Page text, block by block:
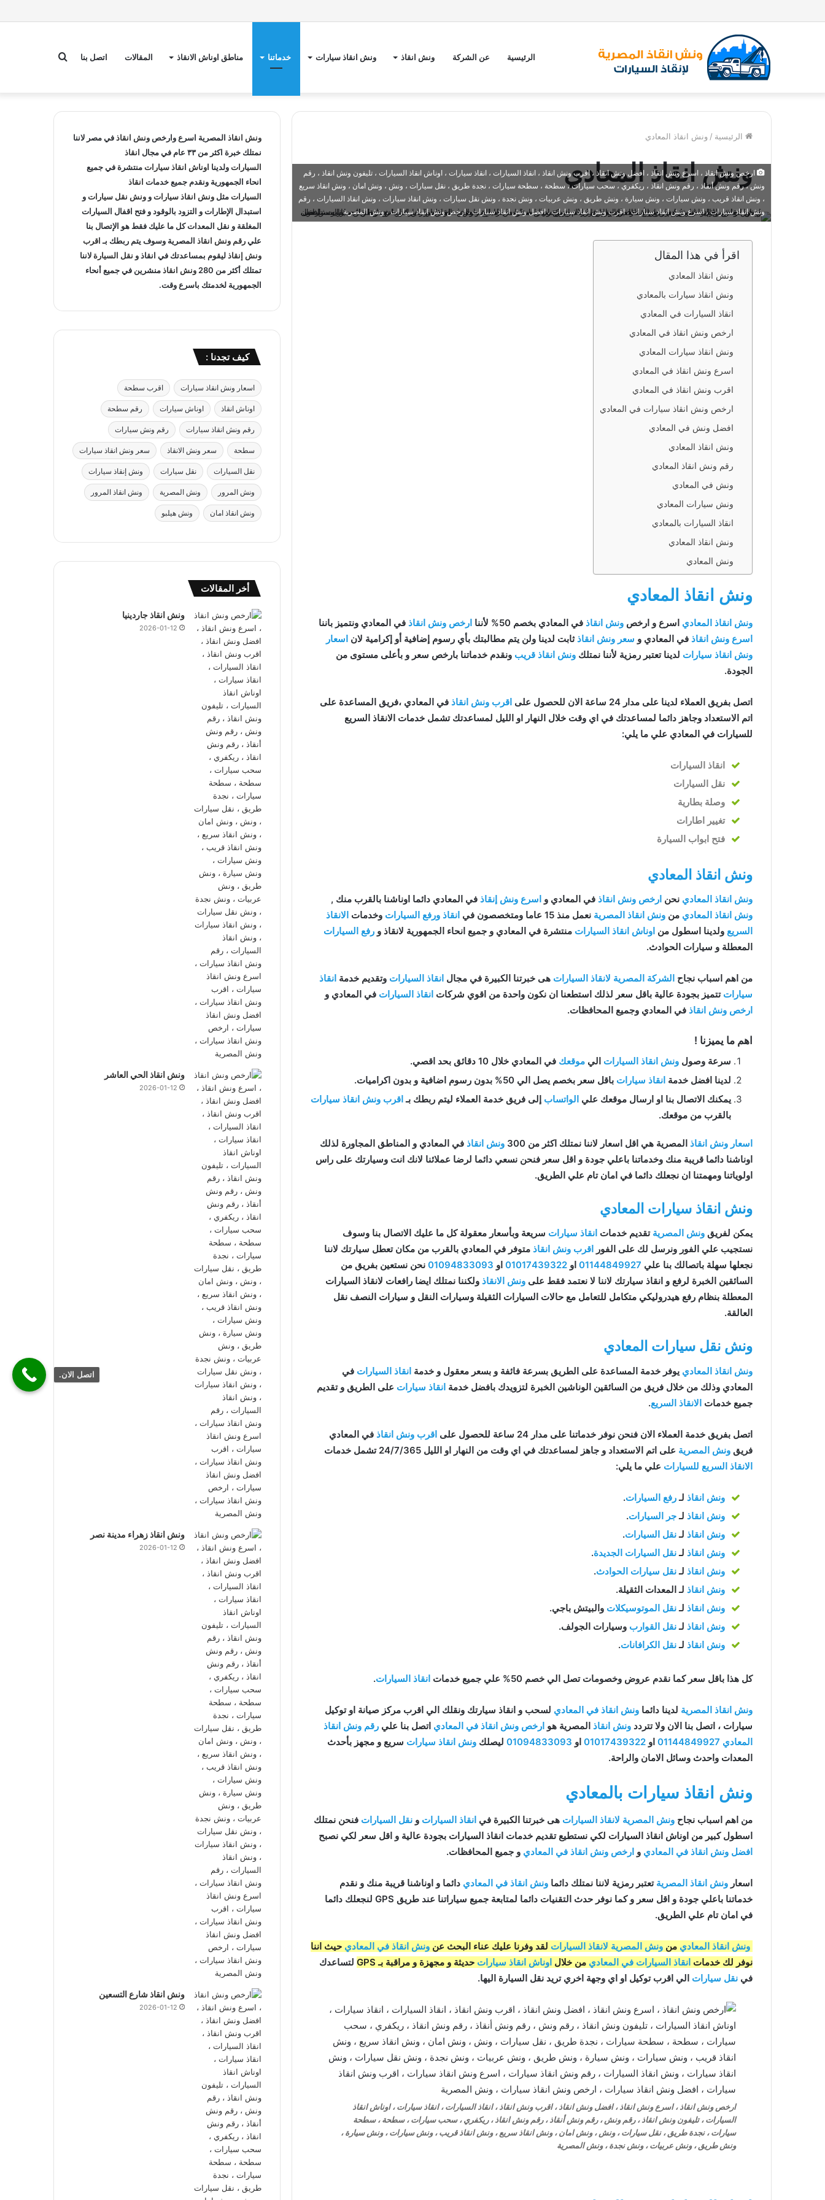
الرئيسية عن الشركة ونش انقاذ ونش انقاذ سيارات خدماتنا مناطق اوناش الانقاذ المقالات اتصل بنا
الرئيسية / ونش انقاذ المعادي
ونش انقاذ المعادي
ارخص ونش انقاذ ، اسرع ونش انقاذ ، افضل ونش انقاذ ، اقرب ونش انقاذ ، انقاذ السيارات ، انقاذ سيارات ، اوناش انقاذ السيارات ، تليفون ونش انقاذ ، رقم
ونش ، رقم ونش أنقاذ ، رقم ونش انقاذ ، ريكفري ، سحب سيارات ، سطحة ، سطحة سيارات ، نجدة طريق ، نقل سيارات ، ونش ، ونش امان ، ونش انقاذ سريع
، ونش انقاذ قريب ، ونش سيارات ، ونش سيارة ، ونش طريق ، ونش عربيات ، ونش نجدة ، ونش نقل سيارات ، ونش انقاذ سيارات ، ونش انقاذ السيارات ، رقم
ونش انقاذ سيارات ، اسرع ونش انقاذ سيارات ، اقرب ونش انقاذ سيارات ، افضل ونش انقاذ سيارات ، ارخص ونش انقاذ سيارات ، ونش المصرية
اقرأ في هذا المقال
ونش انقاذ المعادي
ونش انقاذ سيارات بالمعادي
انقاذ السيارات في المعادي
ارخص ونش انقاذ في المعادي
ونش انقاذ سيارات المعادي
اسرع ونش انقاذ في المعادي
اقرب ونش انقاذ في المعادي
ارخص ونش انقاذ سيارات في المعادي
افضل ونش في المعادي
ونش انقاذ المعادي
رقم ونش انقاذ المعادي
ونش في المعادي
ونش سيارات المعادي
انقاذ السيارات بالمعادي
ونش انقاذ المعادي
ونش المعادي
ونش انقاذ المعادي
ونش انقاذ المعادي اسرع و ارخص ونش انقاذ في المعادي بخصم 50% لأننا ارخص ونش انقاذ في المعادي ونتميز باننا
اسرع ونش انقاذ في المعادي و سعر ونش انقاذ ثابت لدينا ولن يتم مطالبتك بأي رسوم إضافية أو إكرامية لان اسعار
ونش انقاذ سيارات لدينا تعتبر رمزية لأننا نمتلك ونش انقاذ قريب ونقدم خدماتنا بارخص سعر و بأعلى مستوى من
الجودة.
اتصل بفريق العملاء لدينا على مدار 24 ساعة الان للحصول على اقرب ونش انقاذ في المعادي ،فريق المساعدة على
اتم الاستعداد وجاهز دائما لمساعدتك في اي وقت خلال النهار او الليل لمساعدتك تشمل خدمات الانقاذ السريع
للسيارات في المعادي علي ما يلي:
انقاذ السيارات
نقل السيارات
وصلة بطارية
تغيير اطارات
فتح ابواب السيارة
ونش انقاذ المعادي
ونش انقاذ المعادي نحن ارخص ونش انقاذ في المعادي و اسرع ونش إنقاذ في المعادي دائما اوناشنا بالقرب منك ,
ونش انقاذ المعادي من ونش انقاذ المصرية نعمل منذ 15 عاما ومتخصصون في انقاذ ورفع السيارات وخدمات الانقاذ
السريع ولدينا اسطول من اوناش انقاذ السيارات منتشرة في المعادي و جميع انحاء الجمهورية لانقاذ و رفع السيارات
المعطلة و سيارات الحوادث.
من اهم اسباب نجاح الشركة المصرية لانقاذ السيارات هى خبرتنا الكبيرة في مجال انقاذ السيارات وتقديم خدمة انقاذ
سيارات تتميز بجودة عالية باقل سعر لذلك استطعنا ان نكون واحدة من اقوي شركات انقاذ السيارات في المعادي و
ارخص ونش انقاذ في المعادي وجميع المحافظات.
اهم ما يميزنا !
سرعة وصول ونش انقاذ السيارات الي موقعك في المعادي خلال 10 دقائق بحد اقصي.
لدينا افضل خدمة انقاذ سيارات باقل سعر بخصم يصل الي 50% بدون رسوم اضافية و بدون اكراميات.
يمكنك الاتصال بنا او ارسال موقعك علي الواتساب إلى فريق خدمة العملاء ليتم ربطك بـاقرب ونش انقاذ سيارات
بالقرب من موقعك.
اسعار ونش انقاذ المصرية هي اقل اسعار لاننا نمتلك اكثر من 300 ونش انقاذ في المعادي و المناطق المجاورة لذلك
اوناشنا دائما قريبة منك وخدماتنا باعلي جودة و اقل سعر فنحن نسعي دائما لرضا عملائنا لانك انت وسيارتك على راس
اولوياتنا ومهمتنا ان نجعلك دائما في امان تام علي الطريق.
ونش انقاذ سيارات المعادي
يمكن لفريق ونش المصرية تقديم خدمات انقاذ سيارات سريعة وبأسعار معقولة كل ما عليك الاتصال بنا وسوف
نستجيب علي الفور ونرسل لك على الفور اقرب ونش انقاذ متوفر في المعادي بالقرب من مكان تعطل سيارتك لاننا
نجعلها سهلة باتصالك بنا علي 01144849927 او 01017439322 او 01094833093 نحن نستعين بفريق من
السائقين الخبرة لرفع و انقاذ سيارتك لاننا لا نعتمد فقط على ونش الانقاذ ولكننا نمتلك ايضا رافعات لانقاذ السيارات
المعطلة بنظام رفع هيدروليكي متكامل للتعامل مع حالات السيارات الثقيلة وسيارات النقل و سيارات النصف نقل
العالقة.
ونش نقل سيارات المعادي
ونش انقاذ المعادي يوفر خدمة المساعدة على الطريق بسرعة فائفة و بسعر معقول و خدمة انقاذ السيارات في
المعادي وذلك من خلال فريق من السائقين الوناشين الخبرة لتزويدك بافضل خدمة انقاذ سيارات على الطريق و تقديم
جميع خدمات الانقاذ السريع.
اتصل بفريق خدمة العملاء الان فنحن نوفر خدماتنا على مدار 24 ساعة للحصول على اقرب ونش انقاذ في المعادي
فريق ونش المصرية على اتم الاستعداد و جاهز لمساعدتك في اي وقت من النهار او الليل 24/7/365 تشمل خدمات
الانقاذ السريع للسيارات علي ما يلي:
ونش انقاذ لـرفع السيارات.
ونش انقاذ لـجر السيارات.
ونش انقاذ لـنقل السيارات.
ونش انقاذ لـنقل السيارات الجديدة.
ونش انقاذ لـنقل سيارات الحوادث.
ونش انقاذ لـ المعدات الثقيلة.
ونش انقاذ لـنقل الموتوسيكلات والبيتش باجي.
ونش انقاذ لـنقل القوارب وسيارات الجولف.
ونش انقاذ لـنقل الكرافانات.
كل هذا باقل سعر كما نقدم عروض وخصومات تصل الي خصم 50% علي جميع خدمات انقاذ السيارات.
ونش انقاذ المصرية لدينا دائما ونش انقاذ في المعادي لسحب و انقاذ سيارتك ونقلك الي اقرب مركز صيانة او توكيل
سيارات ، اتصل بنا الان ولا تتردد ونش انقاذ المصرية هو ارخص ونش انقاذ في المعادي اتصل بنا علي رقم ونش انقاذ
المعادي 01144849927 او 01017439322 او 01094833093 ليصلك ونش انقاذ سيارات سريع و مجهز بأحدث
المعدات واحدث وسائل الامان والراحة.
ونش انقاذ سيارات بالمعادي
من اهم اسباب نجاح ونش المصرية لانقاذ السيارات هى خبرتنا الكبيرة في انقاذ السيارات و نقل السيارات فنحن نمتلك
اسطول كبير من اوناش انقاذ السيارات لكي نستطيع تقديم خدمات انقاذ السيارات بجودة عالية و اقل سعر لكي نصبح
افضل ونش انقاذ في المعادي و ارخص ونش انقاذ في المعادي و جميع المحافظات.
اسعار ونش انقاذ المصرية تعتبر رمزية لاننا نمتلك دائما ونش انقاذ في المعادي دائما و اوناشنا قريبة منك و نقدم
خدماتنا باعلي جودة و اقل سعر و كما نوفر حدث التقنيات دائما لمتابعة جميع سياراتنا عند طريق GPS لنجعلك دائما
في امان تام علي الطريق.
ونش انقاذ المعادي من ونش المصرية لانقاذ السيارات لقد وفرنا عليك عناء البحث عن ونش انقاذ في المعادي حيث اننا
نوفر لك خدمات انقاذ السيارات في المعادي من خلال اوناش انقاذ سيارات حديثة و مجهزة و مراقبة بـ GPS
لتساعدك
في نقل سيارات الي اقرب توكيل او اي وجهة اخري تريد نقل السيارة اليها.
ارخص ونش انقاذ ، اسرع ونش انقاذ ، افضل ونش انقاذ ، اقرب ونش انقاذ ، انقاذ السيارات ، انقاذ سيارات ، اوناش انقاذ
السيارات ، تليفون ونش انقاذ ، رقم ونش ، رقم ونش أنقاذ ، رقم ونش انقاذ ، ريكفري ، سحب سيارات ، سطحة ، سطحة
سيارات ، نجدة طريق ، نقل سيارات ، ونش ، ونش امان ، ونش انقاذ سريع ، ونش انقاذ قريب ، ونش سيارات ، ونش سيارة ،
ونش طريق ، ونش عربيات ، ونش نجدة ، ونش المصرية
ونش انقاذ المصرية اسرع وارخصونش انقاذفي مصر لاننا
نمتلك خبرة اكثر من ٣٣ عام في مجال
انقاذ
السياراتولدينا اوناش انقاذ سياراتمنتشرة في جميع
انحاء الجمهورية ونقدم جميع خدمات انقاذ
السياراتمثلونش انقاذ سياراتوونش نقل سياراتو
استبدال الإطارات و التزود بالوقود و فتح اقفال السيارات
المغلقة و نقل المعدات كل ما عليك فقط هو الإتصال بنا
عليرقم ونش انقاذ المصرية وسوف يتم ربطك بـ اقرب
ونش إنقاذليقوم بمساعدتك في انقاذ و نقل السيارة لاننا
تمتلك أكثر من 280
ونش انقاذمنشرين في جميع أنحاء
الجمهورية لخدمتك باسرع وقت.
كيف تجدنا :
اسعار ونش انقاذ سيارات اقرب سطحة
اوناش انقاذ اوناش سيارات رقم سطحة
رقم ونش انقاذ سيارات رقم ونش سيارات
سطحة سعر ونش الانقاذ سعر ونش انقاذ سيارات
نقل السيارات نقل سيارات ونش إنقاذ سيارات
ونش المرور ونش المصرية ونش انقاذ المرور
ونش انقاذ امان ونش هيلبو
أخر المقالات
ونش انقاذ جاردينيا
2026-01-12
ونش انقاذ الحي العاشر
2026-01-12
ونش انقاذ زهراء مدينة نصر
2026-01-12
ونش انقاذ شارع التسعين
2026-01-12
اتصل الان.